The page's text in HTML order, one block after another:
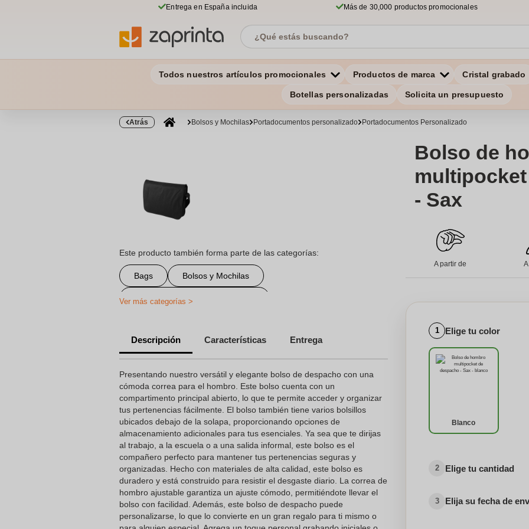
Entrega en España incluida Más de 30,000 productos promocionales
Todos nuestros artículos promocionales Productos de marca Cristal grabado
Botellas personalizadas Solicita un presupuesto
Atrás Bolsos y Mochilas Portadocumentos personalizado Portadocumentos Personalizado
Este producto también forma parte de las categorías:
Bags Bolsos y Mochilas
Portadocumentos personalizado
Bolso bandolera personalizado
Ver más categorías >
Descripción Características Entrega
Presentando nuestro versátil y elegante bolso de despacho con una
cómoda correa para el hombro. Este bolso cuenta con un
compartimento principal abierto, lo que te permite acceder y organizar
tus pertenencias fácilmente. El bolso también tiene varios bolsillos
ubicados debajo de la solapa, proporcionando opciones de
almacenamiento adicionales para tus esenciales. Ya sea que te dirijas
al trabajo, a la escuela o a una salida informal, este bolso es el
compañero perfecto para mantener tus pertenencias seguras y
organizadas. Hecho con materiales de alta calidad, este bolso es
duradero y está construido para resistir el desgaste diario. La correa de
hombro ajustable garantiza un ajuste cómodo, permitiéndote llevar el
bolso con facilidad. Además, este bolso de despacho puede
personalizarse, lo que lo convierte en un gran regalo para ti mismo o
Bolso de
- Sax
A partir de
1 Elige tu color
Blanco
2 Elige tu cantidad
3 Elija su fecha de